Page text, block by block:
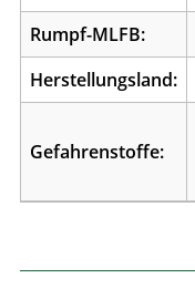
Rumpf-MLFB:
Herstellungsland:
Gefahrenstoffe: